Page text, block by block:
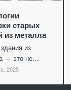
старых
из металла
из
— это не…
2025